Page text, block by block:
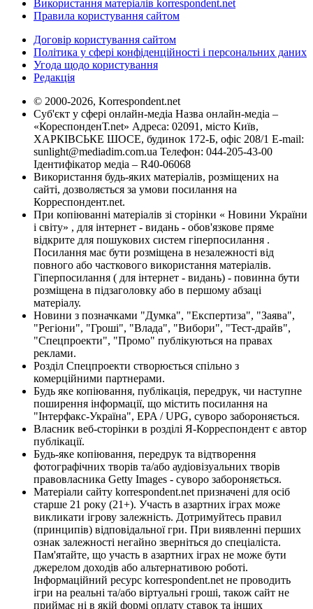
Використання матеріалів korrespondent.net
Правила користування сайтом
Договір користування сайтом
Політика у сфері конфіденційності і персональних даних
Угода щодо користування
Редакція
© 2000-2026, Korrespondent.net
Суб'єкт у сфері онлайн-медіа Назва онлайн-медіа –
«КореспонденТ.net» Адреса: 02091, місто Київ,
ХАРКІВСЬКЕ ШОСЕ, будинок 172-Б, офіс 208/1 E-mail:
sunlight@mediadim.com.ua Телефон: 044-205-43-00
Ідентифікатор медіа – R40-06068
Використання будь-яких матеріалів, розміщених на
сайті, дозволяється за умови посилання на
Корреспондент.net.
При копіюванні матеріалів зі сторінки « Новини України
і світу» , для інтернет - видань - обов'язкове пряме
відкрите для пошукових систем гіперпосилання .
Посилання має бути розміщена в незалежності від
повного або часткового використання матеріалів.
Гіперпосилання ( для інтернет - видань) - повинна бути
розміщена в підзаголовку або в першому абзаці
матеріалу.
Новини з позначками "Думка", "Експертиза", "Заява",
"Регіони", "Гроші", "Влада", "Вибори", "Тест-драйв",
"Спецпроекти", "Промо" публікуються на правах
реклами.
Розділ Спецпроекти створюється спільно з
комерційними партнерами.
Будь яке копіювання, публікація, передрук, чи наступне
поширення інформації, що містить посилання на
"Інтерфакс-Україна", EPA / UPG, суворо забороняється.
Власник веб-сторінки в розділі Я-Корреспондент є автор
публікації.
Будь-яке копіювання, передрук та відтворення
фотографічних творів та/або аудіовізуальних творів
правовласника Getty Images - суворо забороняється.
Матеріали сайту korrespondent.net призначені для осіб
старше 21 року (21+). Участь в азартних іграх може
викликати ігрову залежність. Дотримуйтесь правил
(принципів) відповідальної гри. При виявленні перших
ознак залежності негайно зверніться до спеціаліста.
Пам'ятайте, що участь в азартних іграх не може бути
джерелом доходів або альтернативою роботі.
Інформаційний ресурс korrespondent.net не проводить
ігри на реальні та/або віртуальні гроші, також сайт не
приймає ні в якій формі оплату ставок та інших